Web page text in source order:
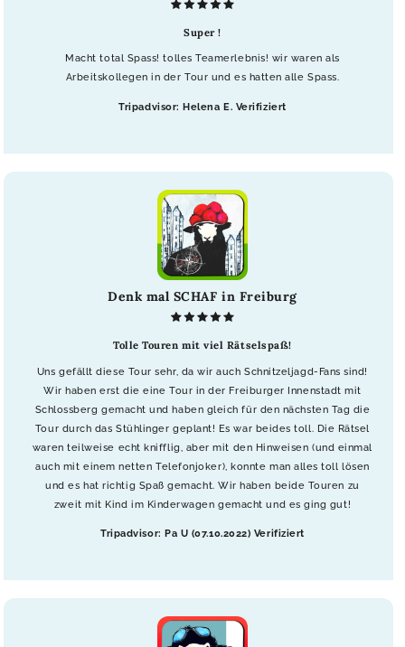
Super !
Macht total Spass! tolles Teamerlebnis! wir waren als
Arbeitskollegen in der Tour und es hatten alle Spass.
Tripadvisor: Helena E. Verifiziert
Denk mal SCHAF in Freiburg
Tolle Touren mit viel Rätselspaß!
Uns gefällt diese Tour sehr, da wir auch Schnitzeljagd-Fans sind!
Wir haben erst die eine Tour in der Freiburger Innenstadt mit
Schlossberg gemacht und haben gleich für den nächsten Tag die
Tour durch das Stühlinger geplant! Es war beides toll. Die Rätsel
waren teilweise echt knifflig, aber mit den Hinweisen (und einmal
auch mit einem netten Telefonjoker), konnte man alles toll lösen
und es hat richtig Spaß gemacht. Wir haben beide Touren zu
zweit mit Kind im Kinderwagen gemacht und es ging gut!
Tripadvisor: Pa U (07.10.2022) Verifiziert